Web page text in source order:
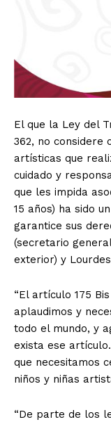
El que la Ley del
362, no considere
artísticas que
cuidado y
que les impida
15 años) ha sido
garantice sus
(secretario
exterior) y
“El artículo 175
aplaudimos y
todo el mundo, y
exista ese
que necesitamos
niños y niñas
“De parte de los